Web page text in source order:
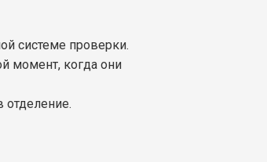
системе проверки.
момент, когда они
отделение.